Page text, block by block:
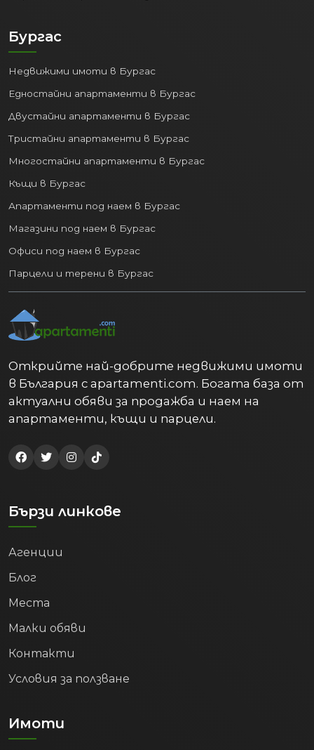
Бургас
Недвижими имоти в Бургас
Едностайни апартаменти в Бургас
Двустайни апартаменти в Бургас
Тристайни апартаменти в Бургас
Многостайни апартаменти в Бургас
Къщи в Бургас
Апартаменти под наем в Бургас
Магазини под наем в Бургас
Офиси под наем в Бургас
Парцели и терени в Бургас
Открийте най-добрите недвижими имоти
в България с apartamenti.com. Богата база от
актуални обяви за продажба и наем на
апартаменти, къщи и парцели.
Бързи линкове
Агенции
Блог
Места
Малки обяви
Контакти
Условия за ползване
Имоти